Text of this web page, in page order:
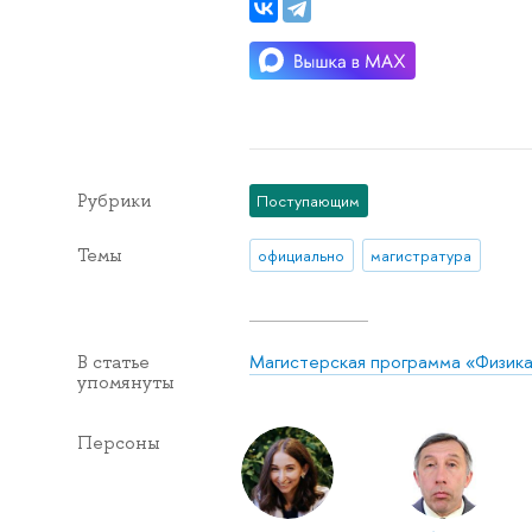
Рубрики Поступающим
Темы официально магистратура
В статье
упомянуты
Магистерская программа
Персоны